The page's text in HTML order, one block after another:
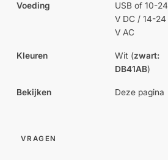
Voeding
USB of 10-24
V DC / 14-24
V AC
Kleuren Wit (zwart:
DB41AB)
Bekijken Deze pagina
VRAGEN